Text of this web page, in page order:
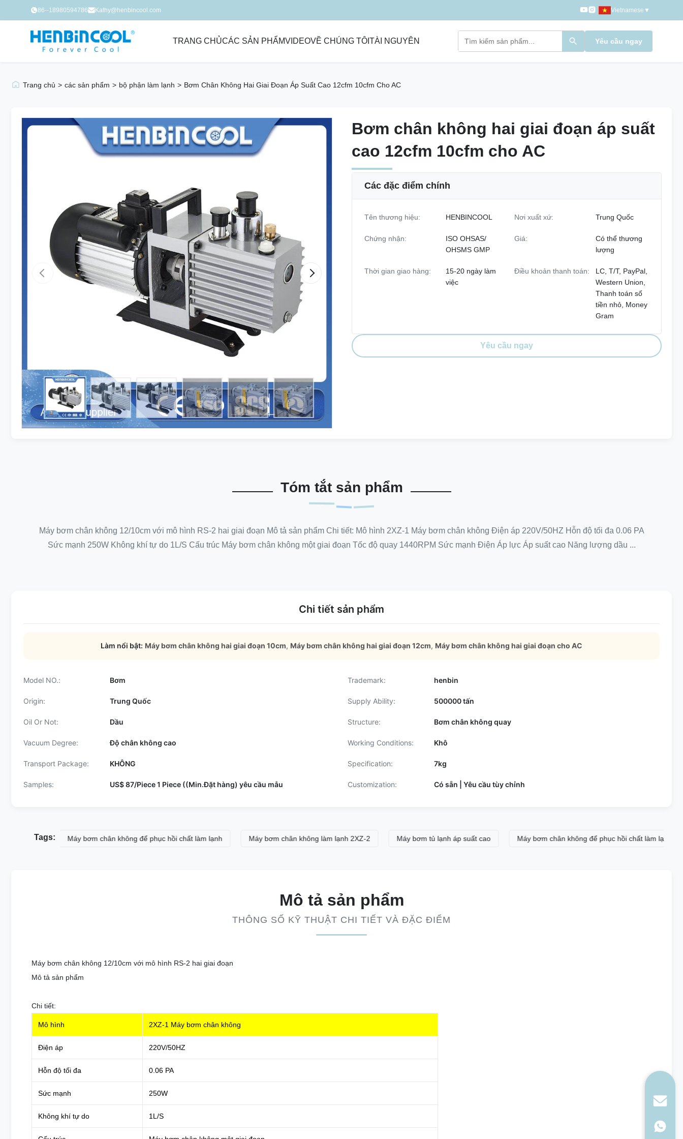
86--18980594786 Kathy@henbincool.com Vietnamese ▼
TRANG CHỦCÁC SẢN PHẨMVIDEOVỀ CHÚNG TÔITÀI NGUYÊN Yêu cầu ngay
Trang chủ > các sản phẩm > bộ phận làm lạnh > Bơm Chân Không Hai Giai Đoạn Áp Suất Cao 12cfm 10cfm Cho AC
Bơm chân không hai giai đoạn áp suất
cao 12cfm 10cfm cho AC
Bơm chân không hai giai đoạn áp suất
cao 12cfm 10cfm cho AC
Các đặc điểm chính
Tên thương hiệu: HENBINCOOL Nơi xuất xứ: Trung Quốc
Chứng nhận:
ISO OHSAS/
OHSMS GMP
Giá:
Có thể thương
lượng
Thời gian giao hàng:
15-20 ngày làm
việc
Điều khoản thanh toán:
LC, T/T, PayPal,
Western Union,
Thanh toán số
tiền nhỏ, Money
Gram
Yêu cầu ngay
Tóm tắt sản phẩm
Máy bơm chân không 12/10cm với mô hình RS-2 hai giai đoạn Mô tả sản phẩm Chi tiết: Mô hình 2XZ-1 Máy bơm chân không Điện áp 220V/50HZ Hỗn độ tối đa 0.06 PA
Sức mạnh 250W Không khí tự do 1L/S Cấu trúc Máy bơm chân không một giai đoạn Tốc độ quay 1440RPM Sức mạnh Điện Áp lực Áp suất cao Năng lượng dầu ...
Chi tiết sản phẩm
Làm nổi bật: Máy bơm chân không hai giai đoạn 10cm, Máy bơm chân không hai giai đoạn 12cm, Máy bơm chân không hai giai đoạn cho AC
Model NO.: Bơm Trademark: henbin
Origin: Trung Quốc Supply Ability: 500000 tấn
Oil Or Not: Dầu Structure: Bơm chân không quay
Vacuum Degree: Độ chân không cao Working Conditions: Khô
Transport Package: KHÔNG Specification: 7kg
Samples: US$ 87/Piece 1 Piece ((Min.Đặt hàng) yêu cầu mẫu Customization: Có sẵn | Yêu cầu tùy chỉnh
Tags:Máy bơm chân không để phục hồi chất làm lạnh Máy bơm chân không làm lạnh 2XZ-2 Máy bơm tủ lạnh áp suất cao Máy bơm chân không để phục hồi chất làm lạnh
Mô tả sản phẩm
THÔNG SỐ KỸ THUẬT CHI TIẾT VÀ ĐẶC ĐIỂM
Máy bơm chân không 12/10cm với mô hình RS-2 hai giai đoạn
Mô tả sản phẩm
Chi tiết:
Mô hình 2XZ-1 Máy bơm chân không
Điện áp 220V/50HZ
Hỗn độ tối đa 0.06 PA
Sức mạnh 250W
Không khí tự do 1L/S